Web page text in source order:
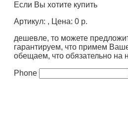
Если Вы хотите купить
Артикул: , Цена: 0 р.
дешевле, то можете
гарантируем, что примем
обещаем, что обязательно на
Phone